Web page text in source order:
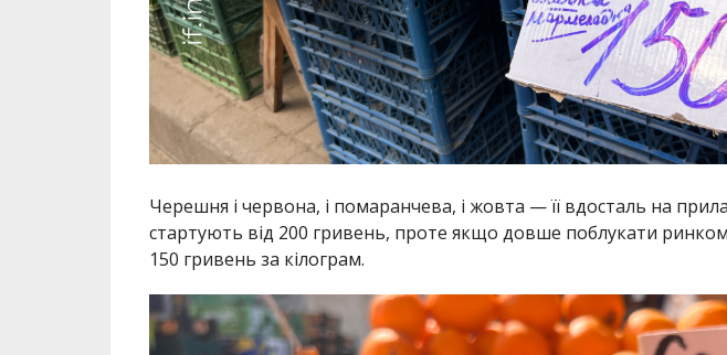
Черешня і червона, і помаранчева, і жовта — її вдосталь на
стартують від 200 гривень, проте якщо довше поблукати
150 гривень за кілограм.